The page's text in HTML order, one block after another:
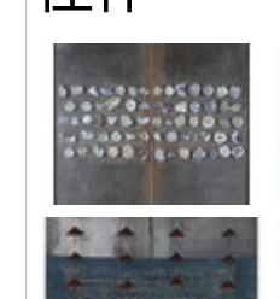
《無題 (032)》
2010-2011
鐵片、中國瓷器碎片及鋼絲
204 x 184 x 15 cm